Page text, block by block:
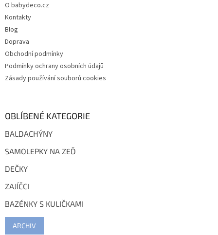
O babydeco.cz
Kontakty
Blog
Doprava
Obchodní podmínky
Podmínky ochrany osobních údajů
Zásady používání souborů cookies
OBLÍBENÉ KATEGORIE
BALDACHÝNY
SAMOLEPKY NA ZEĎ
DEČKY
ZAJÍČCI
BAZÉNKY S KULIČKAMI
ARCHIV